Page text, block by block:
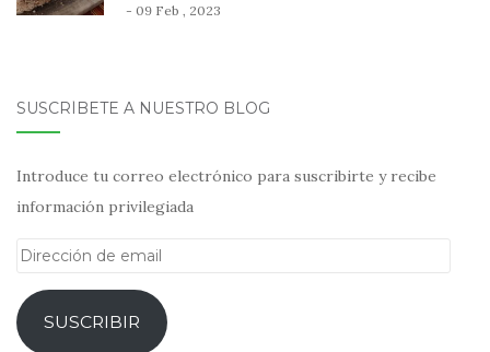
- 09 Feb , 2023
SUSCRÍBETE A NUESTRO BLOG
Introduce tu correo electrónico para suscribirte y recibe
información privilegiada
Dirección
emailSUSCRIBIR